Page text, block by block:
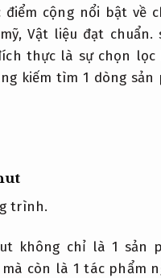
điểm cộng nổi bật về
Vật liệu đạt chuẩn.
thực là sự chọn lọc
kiếm tìm 1 dòng sản
trình.
không chỉ là 1 sản
còn là 1 tác phẩm